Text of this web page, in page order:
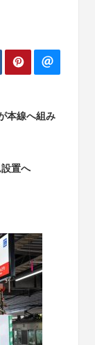
本線へ組み
置へ